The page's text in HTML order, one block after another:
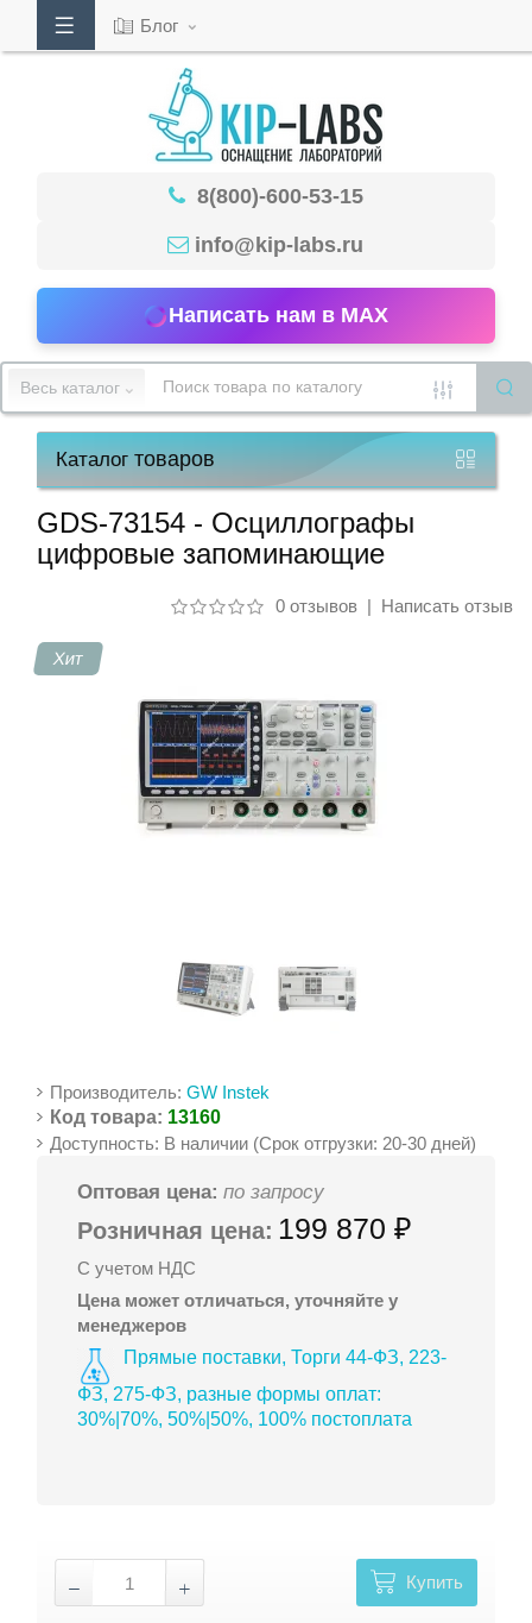
53-
15
работы
Блог
8(800)-600-53-15
info@kip-labs.ru
Написать нам в MAX
Весь каталог
Каталогтоваров
GDS-73154 - Осциллографы
цифровые запоминающие
0 отзывов| Написать отзыв
Хит
Производитель:GW Instek
Код товара: 13160
Доступность: В наличии (Срок отгрузки: 20-30 дней)
Оптовая цена: по запросу
Розничная цена: 199 870 ₽
С учетом НДС
Цена может отличаться, уточняйте у
менеджеров
Прямые поставки, Торги 44-ФЗ, 223-
ФЗ, 275-ФЗ, разные формы оплат:
30%|70%, 50%|50%, 100% постоплата
Купить